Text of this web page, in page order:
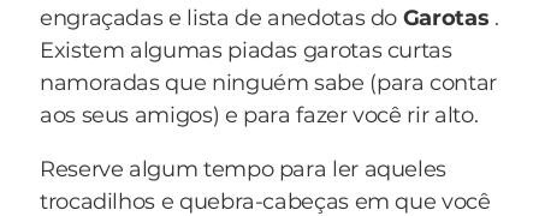
engraçadas e lista de anedotas do Garotas .
Existem algumas piadas garotas curtas
namoradas que ninguém sabe (para contar
aos seus amigos) e para fazer você rir alto.
Reserve algum tempo para ler aqueles
trocadilhos e quebra-cabeças em que você